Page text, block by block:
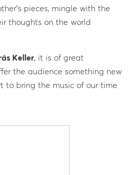
pieces, mingle with the
thoughts on the world
Keller, it is of great
the audience something new
to bring the music of our time